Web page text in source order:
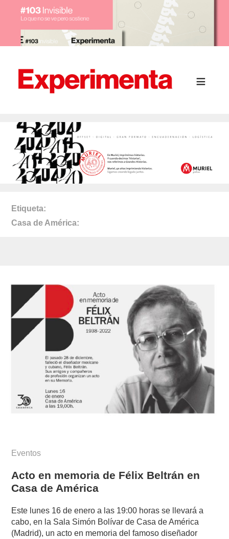
Etiqueta
Casa de América
Eventos
Acto en memoria de Félix Beltrán en
Casa de América
Este lunes 16 de enero a las 19:00 horas se llevará a
cabo, en la Sala Simón Bolívar de Casa de América
(Madrid), un acto en memoria del famoso diseñador